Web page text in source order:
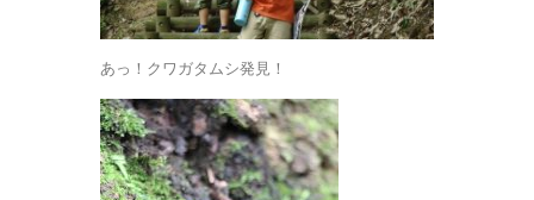
あっ！クワガタムシ発見！